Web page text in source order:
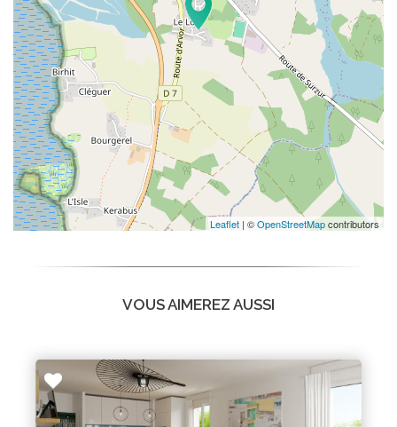
Leaflet | ©OpenStreetMapcontributors
VOUS AIMEREZ AUSSI